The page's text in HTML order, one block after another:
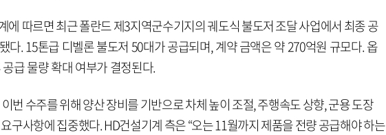
에 따르면 최근 폴란드 제3지역군수기지의 궤도식 불도저 조달 사업에서 최종 공
다. 15톤급 디벨론 불도저 50대가 공급되며, 계약 금액은 약 270억원 규모다. 옵
급 물량 확대 여부가 결정된다.
번 수주를 위해 양산 장비를 기반으로 차체 높이 조절, 주행속도 상향, 군용 도장
구사항에 집중했다. HD건설기계 측은 “오는 11월까지 제품을 전량 공급해야 하는